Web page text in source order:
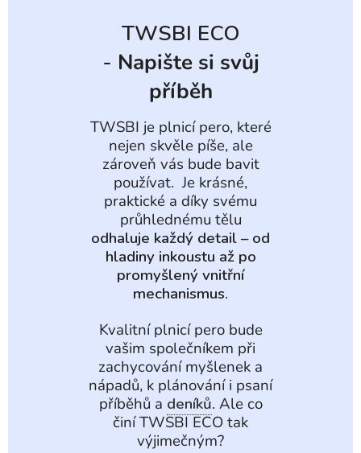
TWSBI ECO
- Napište si svůj
příběh
TWSBI je plnicí pero, které
nejen skvěle píše, ale
zároveň vás bude bavit
používat. Je krásné,
praktické a díky svému
průhlednému tělu
odhaluje každý detail – od
hladiny inkoustu až po
promyšlený vnitřní
mechanismus.
Kvalitní plnicí pero bude
vašim společníkem při
zachycování myšlenek a
nápadů, k plánování i psaní
příběhů a deníků. Ale co
činí TWSBI ECO tak
výjimečným?